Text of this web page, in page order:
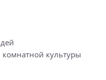
комнатной культуры